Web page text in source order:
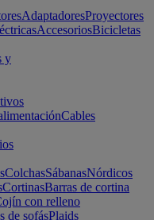
AdaptadoresProyectores
AccesoriosBicicletas
y
Cables
ColchasSábanasNórdicos
CortinasBarras de cortina
con relleno
de sofásPlaids